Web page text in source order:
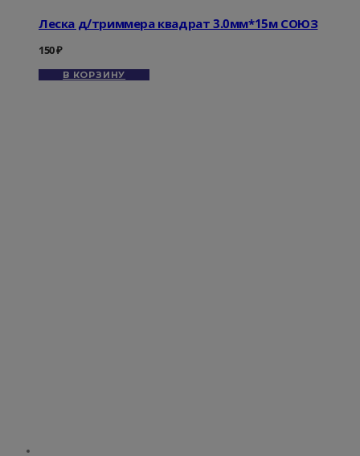
Леска д/триммера квадрат 3.0мм*15м СОЮЗ
150₽
В КОРЗИНУ